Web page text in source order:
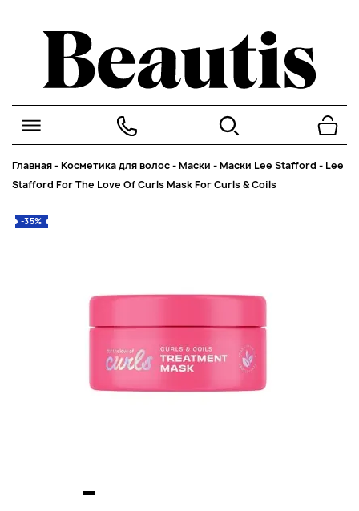
Главная-Косметика для волос-Маски -Маски Lee Stafford - Lee
Stafford For The Love Of Curls Mask For Curls & Coils
-35%